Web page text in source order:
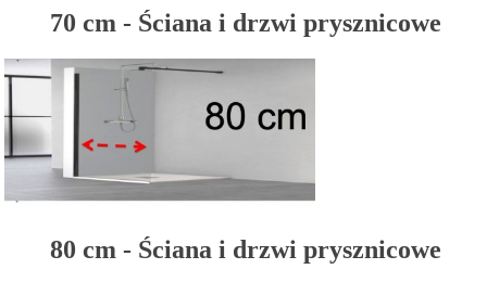
70 cm - Ściana i drzwi prysznicowe
80 cm - Ściana i drzwi prysznicowe